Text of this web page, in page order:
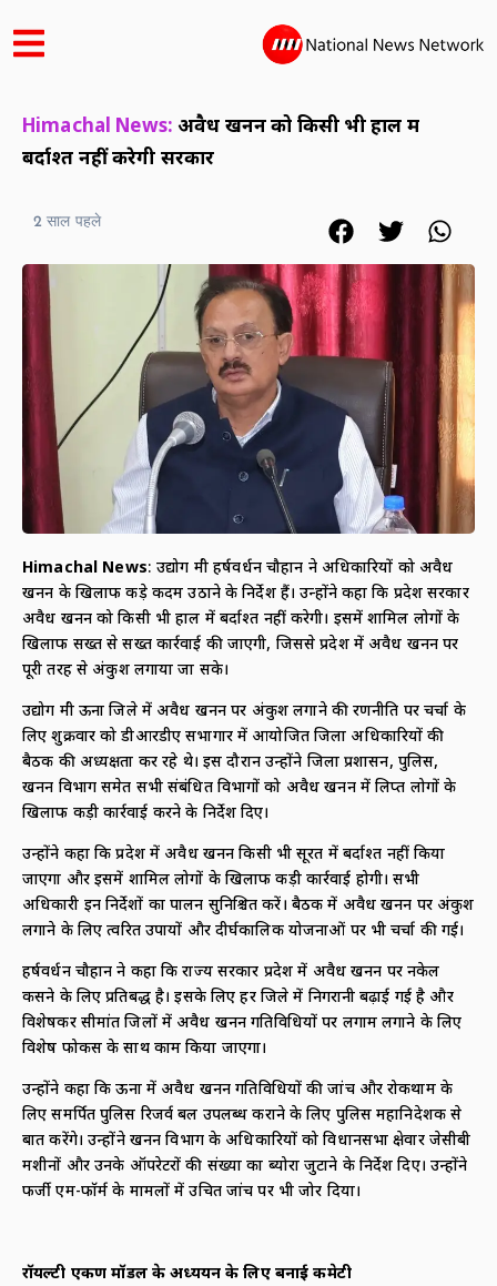
Himachal News: अवैध खनन को किसी भी हाल में
बर्दाश्त नहीं करेगी सरकार
2 साल पहले
Himachal News: उद्योग मंत्री हर्षवर्धन चौहान ने अधिकारियों को अवैध
खनन के खिलाफ कड़े कदम उठाने के निर्देश हैं। उन्होंने कहा कि प्रदेश सरकार
अवैध खनन को किसी भी हाल में बर्दाश्त नहीं करेगी। इसमें शामिल लोगों के
खिलाफ सख्त से सख्त कार्रवाई की जाएगी, जिससे प्रदेश में अवैध खनन पर
पूरी तरह से अंकुश लगाया जा सके।
उद्योग मंत्री ऊना जिले में अवैध खनन पर अंकुश लगाने की रणनीति पर चर्चा के
लिए शुक्रवार को डीआरडीए सभागार में आयोजित जिला अधिकारियों की
बैठक की अध्यक्षता कर रहे थे। इस दौरान उन्होंने जिला प्रशासन, पुलिस,
खनन विभाग समेत सभी संबंधित विभागों को अवैध खनन में लिप्त लोगों के
खिलाफ कड़ी कार्रवाई करने के निर्देश दिए।
उन्होंने कहा कि प्रदेश में अवैध खनन किसी भी सूरत में बर्दाश्त नहीं किया
जाएगा और इसमें शामिल लोगों के खिलाफ कड़ी कार्रवाई होगी। सभी
अधिकारी इन निर्देशों का पालन सुनिश्चित करें। बैठक में अवैध खनन पर अंकुश
लगाने के लिए त्वरित उपायों और दीर्घकालिक योजनाओं पर भी चर्चा की गई।
हर्षवर्धन चौहान ने कहा कि राज्य सरकार प्रदेश में अवैध खनन पर नकेल
कसने के लिए प्रतिबद्ध है। इसके लिए हर जिले में निगरानी बढ़ाई गई है और
विशेषकर सीमांत जिलों में अवैध खनन गतिविधियों पर लगाम लगाने के लिए
विशेष फोकस के साथ काम किया जाएगा।
उन्होंने कहा कि ऊना में अवैध खनन गतिविधियों की जांच और रोकथाम के
लिए समर्पित पुलिस रिजर्व बल उपलब्ध कराने के लिए पुलिस महानिदेशक से
बात करेंगे। उन्होंने खनन विभाग के अधिकारियों को विधानसभा क्षेत्रवार जेसीबी
मशीनों और उनके ऑपरेटरों की संख्या का ब्योरा जुटाने के निर्देश दिए। उन्होंने
फर्जी एम-फॉर्म के मामलों में उचित जांच पर भी जोर दिया।
रॉयल्टी एकत्रण मॉडल के अध्ययन के लिए बनाई कमेटी